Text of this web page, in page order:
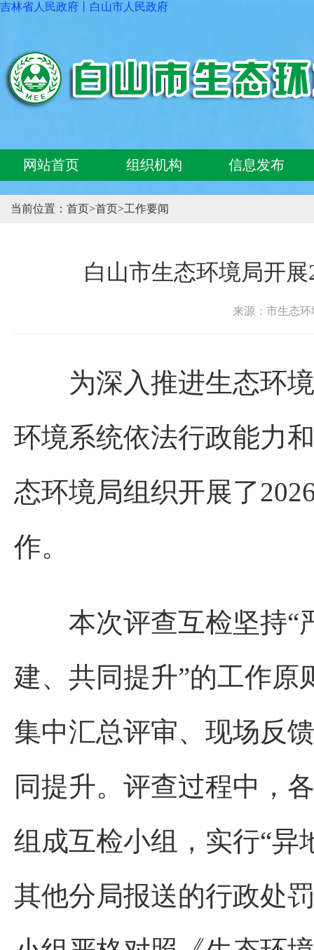
吉林省人民政府 白山市人民政府
网站首页 组织机构 信息发布
当前位置： 首页>首页>工作要闻
白山市生态环境局开
来源：市生态
为深入推进生态环境
环境系统依法行政能力
态环境局组织开展了
作。
本次评查互检坚持“
建、共同提升”的工作原
集中汇总评审、现场反
同提升。评查过程中，
组成互检小组，实行“异
其他分局报送的行政处